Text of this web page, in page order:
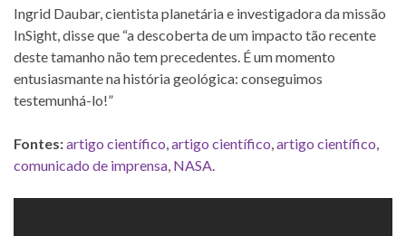
Ingrid Daubar, cientista planetária e investigadora da missão
InSight, disse que “a descoberta de um impacto tão recente
deste tamanho não tem precedentes. É um momento
entusiasmante na história geológica: conseguimos
testemunhá-lo!”
Fontes:artigo científico,artigo científico,artigo científico,
comunicado de imprensa, NASA.